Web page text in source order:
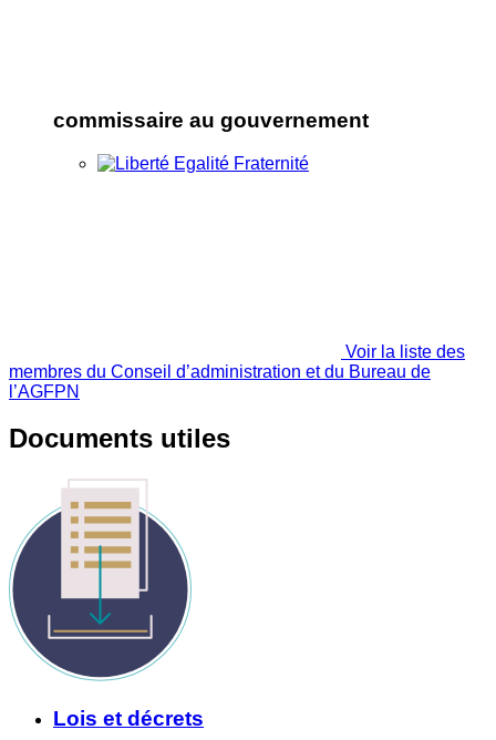
commissaire au gouvernement
Voir la liste des
membres du Conseil d’administration et du Bureau de
l’AGFPN
Documents utiles
Lois et décrets